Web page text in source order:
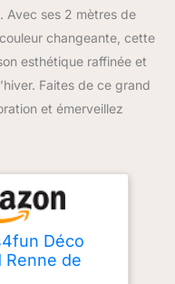
Avec ses 2 mètres de
changeante, cette
esthétique raffinée et
Faites de ce grand
et émerveillez
Déco
Renne de